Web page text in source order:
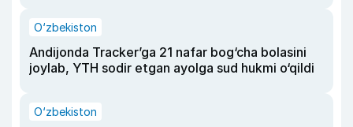
O‘zbekiston
Andijonda Tracker’ga 21 nafar bog‘cha bolasini
joylab, YTH sodir etgan ayolga sud hukmi o‘qildi
O‘zbekiston